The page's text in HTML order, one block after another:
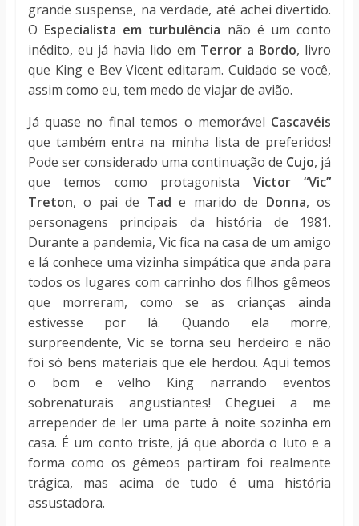
grande suspense, na verdade, até achei divertido.
O Especialista em turbulência não é um conto
inédito, eu já havia lido em Terror a Bordo, livro
que King e Bev Vicent editaram. Cuidado se você,
assim como eu, tem medo de viajar de avião.
Já quase no final temos o memorável Cascavéis
que também entra na minha lista de preferidos!
Pode ser considerado uma continuação de Cujo, já
que temos como protagonista Victor “Vic”
Treton, o pai de Tad e marido de Donna, os
personagens principais da história de 1981.
Durante a pandemia, Vic fica na casa de um amigo
e lá conhece uma vizinha simpática que anda para
todos os lugares com carrinho dos filhos gêmeos
que morreram, como se as crianças ainda
estivesse por lá. Quando ela morre,
surpreendente, Vic se torna seu herdeiro e não
foi só bens materiais que ele herdou. Aqui temos
o bom e velho King narrando eventos
sobrenaturais angustiantes! Cheguei a me
arrepender de ler uma parte à noite sozinha em
casa. É um conto triste, já que aborda o luto e a
forma como os gêmeos partiram foi realmente
trágica, mas acima de tudo é uma história
assustadora.